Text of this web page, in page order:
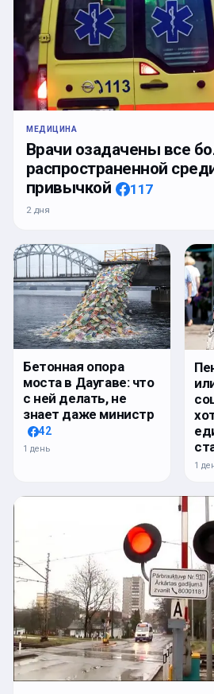
МЕДИЦИНА
Врачи озадачены все
распространенной
привычкой
117
2 дня
Бетонная опора
моста в Даугаве: что
с ней делать, не
знает даже министр
42
1 день
1